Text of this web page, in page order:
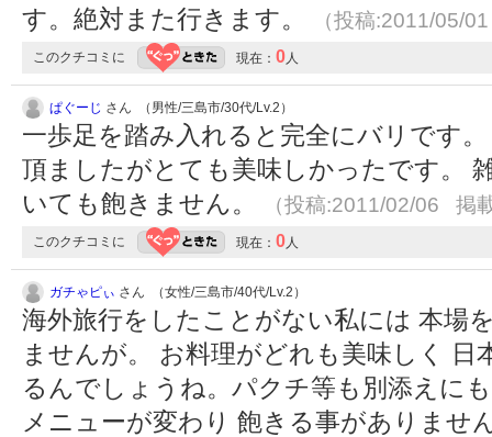
す。絶対また行きます。
（投稿:2011/05/
このクチコミに 現在： 0人
ぱぐーじ さん （男性/三島市/30代/Lv.2）
一歩足を踏み入れると完全にバリです
頂ましたがとても美味しかったです。
いても飽きません。
（投稿:2011/02/06 掲
このクチコミに 現在： 0人
ガチゃピぃ さん （女性/三島市/40代/Lv.2）
海外旅行をしたことがない私には 本場
ませんが。 お料理がどれも美味しく
るんでしょうね。パクチ等も別添えに
メニューが変わり 飽きる事がありませ